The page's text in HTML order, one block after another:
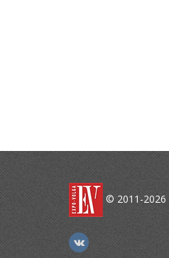
© 2011-2026